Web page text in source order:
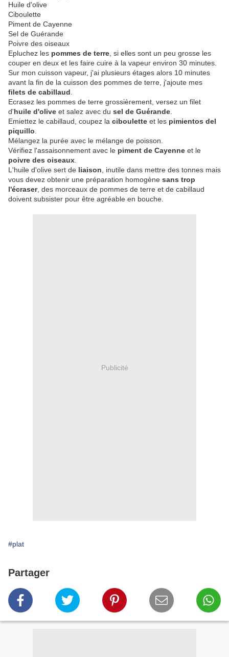
Huile d'olive
Ciboulette
Piment de Cayenne
Sel de Guérande
Poivre des oiseaux
Epluchez les pommes de terre , si elles sont un peu grosse les
couper en deux et les faire cuire à la vapeur environ 30 minutes.
Sur mon cuisson vapeur, j'ai plusieurs étages alors 10 minutes
avant la fin de la cuisson des pommes de terre, j'ajoute mes
filets de cabillaud
Ecrasez les pommes de terre grossièrement, versez un filet
d'huile d'olive et salez avec du sel de Guérande
Emiettez le cabillaud, coupez la ciboulette et les pimientos del
piquillo
Mélangez la purée avec le mélange de poisson.
Vérifiez l'assaisonnement avec le piment de Cayenne et le
poivre des oiseaux
L'huile d'olive sert de liaison , inutile dans mettre des tonnes mais
vous devez obtenir une préparation homogène sans trop
l'écraser, des morceaux de pommes de terre et de cabillaud
doivent subsister pour être agréable en bouche.
Publicité
#plat
Partager